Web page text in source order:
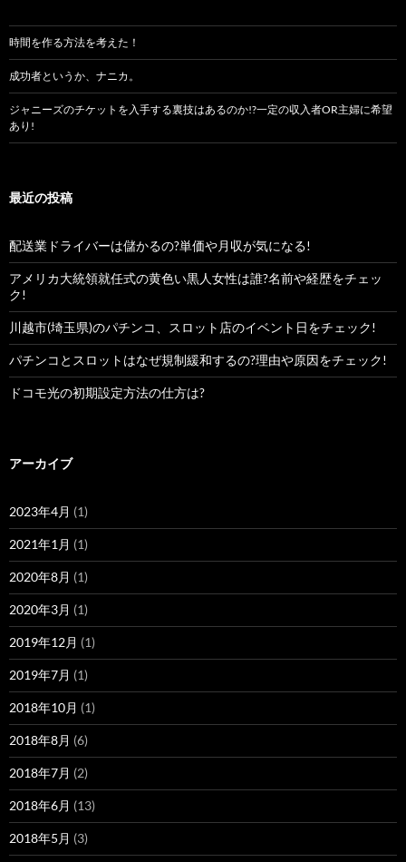
時間を作る方法を考えた！
成功者というか、ナニカ。
ジャニーズのチケットを入手する裏技はあるのか!?一定の収入者OR主婦に希望
あり!
最近の投稿
配送業ドライバーは儲かるの?単価や月収が気になる!
アメリカ大統領就任式の黄色い黒人女性は誰?名前や経歴をチェッ
ク!
川越市(埼玉県)のパチンコ、スロット店のイベント日をチェック!
パチンコとスロットはなぜ規制緩和するの?理由や原因をチェック!
ドコモ光の初期設定方法の仕方は?
アーカイブ
2023年4月 (1)
2021年1月 (1)
2020年8月 (1)
2020年3月 (1)
2019年12月 (1)
2019年7月 (1)
2018年10月 (1)
2018年8月 (6)
2018年7月 (2)
2018年6月 (13)
2018年5月 (3)